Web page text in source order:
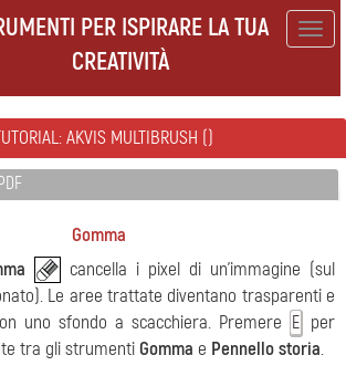
PER ISPIRARE LA TUA
CREATIVITÀ
AKVIS MULTIBRUSH ()
Gomma
cancella i pixel di un’immagine (sul
Le aree trattate diventano trasparenti e
uno sfondo a scacchiera. Premere E per
tra gli strumentiGomma e Pennello storia.